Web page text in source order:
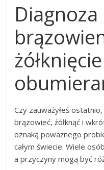
Czy zauważyłeś
brązowieć, żółknąć i
oznaką poważnego
całym świecie. Wiele
a przyczyny mogą być